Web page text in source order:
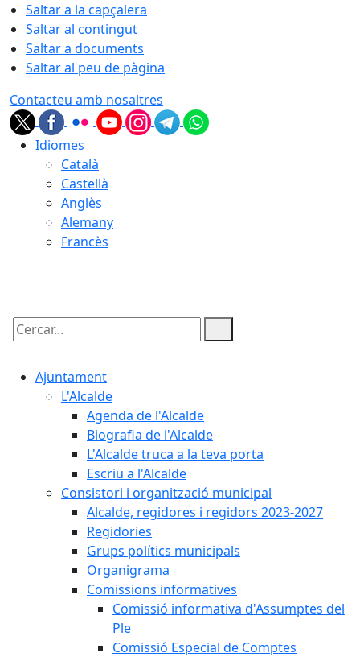
Saltar a la capçalera
Saltar al contingut
Saltar a documents
Saltar al peu de pàgina
Contacteu amb nosaltres
Idiomes
Català
Castellà
Anglès
Alemany
Francès
Cercar:
Ajuntament
L'Alcalde
Agenda de l'Alcalde
Biografia de l'Alcalde
L'Alcalde truca a la teva porta
Escriu a l'Alcalde
Consistori i organització municipal
Alcalde, regidores i regidors 2023-2027
Regidories
Grups polítics municipals
Organigrama
Comissions informatives
Comissió informativa d'Assumptes del
Ple
Comissió Especial de Comptes